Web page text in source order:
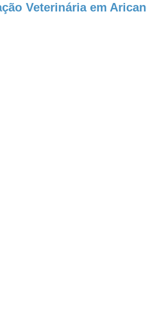
Veterinária em